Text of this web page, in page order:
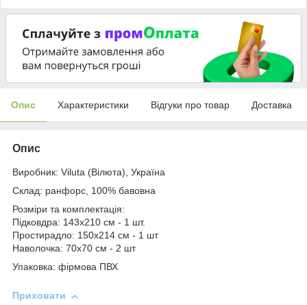
Опис Характеристики Відгуки про товар Доставка
Опис
Виробник: Viluta (Вілюта), Україна
Склад: ранфорс, 100% бавовна
Розміри та комплектація:
Підковдра: 143x210 см - 1 шт.
Простирадло: 150x214 см - 1 шт
Наволочка: 70x70 см - 2 шт
Упаковка: фірмова ПВХ
Приховати